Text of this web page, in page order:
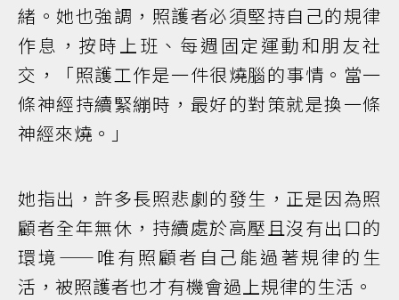
緒。她也強調，照護者必須堅持自己的規律
作息，按時上班、每週固定運動和朋友社
交，「照護工作是一件很燒腦的事情。當一
條神經持續緊繃時，最好的對策就是換一條
神經來燒。」
她指出，許多長照悲劇的發生，正是因為照
顧者全年無休，持續處於高壓且沒有出口的
環境——唯有照顧者自己能過著規律的生
活，被照護者也才有機會過上規律的生活。